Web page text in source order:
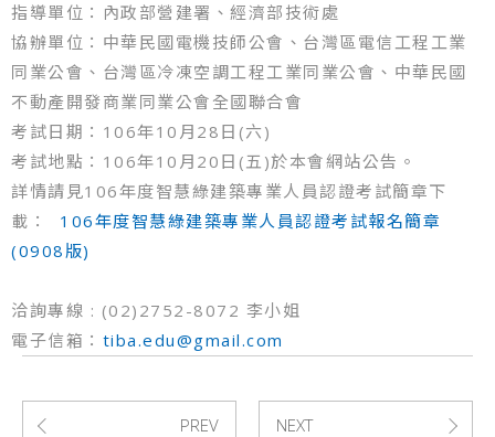
指導單位：內政部營建署、經濟部技術處
協辦單位：中華民國電機技師公會、台灣區電信工程工業
同業公會、台灣區冷凍空調工程工業同業公會、中華民國
不動產開發商業同業公會全國聯合會
考試日期：106年10月28日(六)
考試地點：106年10月20日(五)於本會網站公告。
詳情請見106年度智慧綠建築專業人員認證考試簡章下
載：
106年度智慧綠建築專業人員認證考試報名簡章
(0908版)
洽詢專線 : (02)2752-8072 李小姐
電子信箱： tiba.edu@gmail.com
PREV NEXT